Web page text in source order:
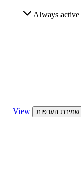
Always active
שמירת העדפות
View